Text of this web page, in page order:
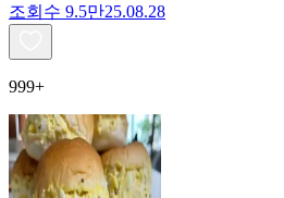
조회수 9.5만25.08.28
999+